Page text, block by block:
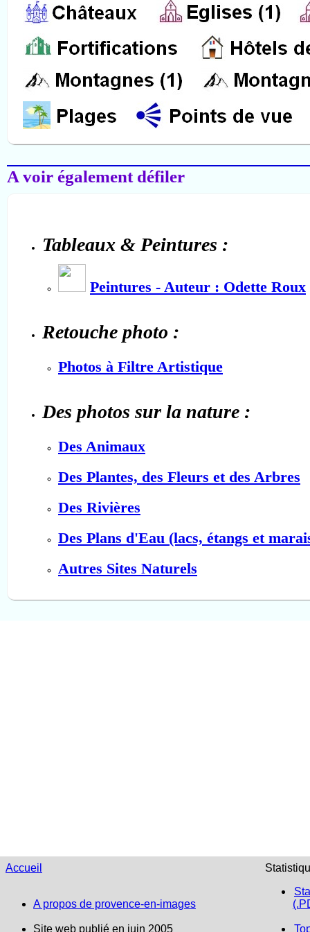
Salon-de-Provence
A voir également défiler
Tableaux & Peintures :
Peintures - Auteur : Odette Roux
Retouche photo :
Photos à Filtre Artistique
Des photos sur la nature :
Des Animaux
Des Plantes, des Fleurs et des Arbres
Des Rivières
Des Plans d'Eau (lacs, étangs et
Autres Sites Naturels
Accueil
A propos de provence-en-images
Site web publié en juin 2005